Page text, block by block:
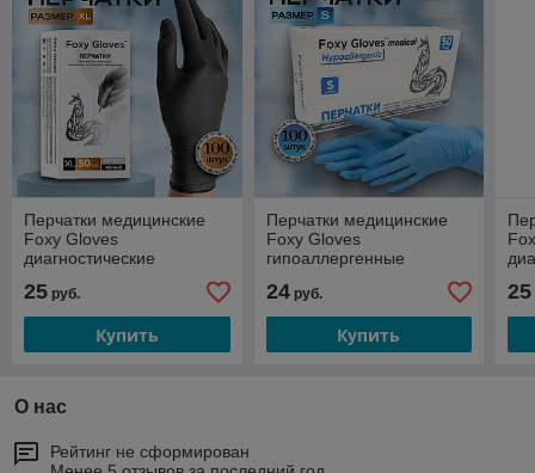
Перчатки медицинские
Foxy Gloves
диагностические
нитриловые, (ЧЕРНЫЕ,
размер XL) 1 уп./100 шт.
25 руб.
Купить
Перчатки медицинские
Foxy Gloves
гипоаллергенные
нитриловые, (ГОЛУБЫЕ,
размер S) 1 уп./50 пар
24руб.
Купить
25
О нас
Рейтинг не сформирован